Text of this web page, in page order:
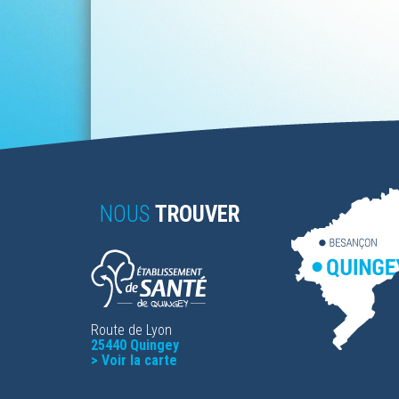
NOUS TROUVER
Route de Lyon
25440 Quingey
> Voir la carte